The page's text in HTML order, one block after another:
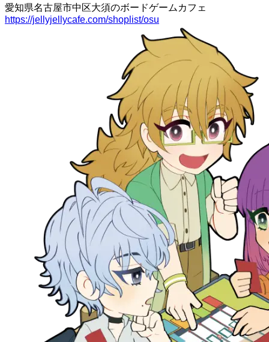
愛知県名古屋市中区大須のボードゲームカフェ
https://jellyjellycafe.com/shoplist/osu